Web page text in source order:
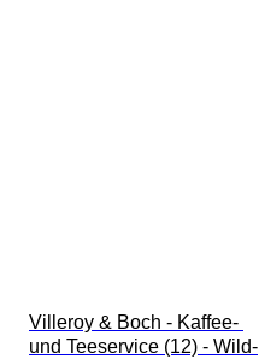
Villeroy & Boch - Kaffee-
und Teeservice (12) - Wild-